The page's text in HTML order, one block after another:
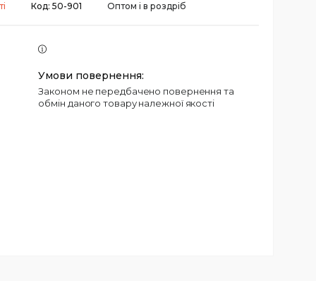
Оптом і в роздріб
Код: 50-901
Законом не передбачено повернення та
обмін даного товару належної якості